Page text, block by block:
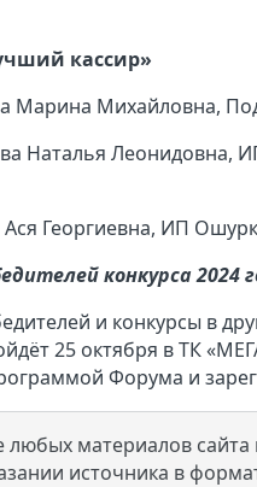
кассир»
Марина Михайловна,
Наталья Леонидовна,
Ася Георгиевна, ИП
конкурса 2024
и конкурсы в
25 октября в ТК
Форума и
материалов сайта
источника в